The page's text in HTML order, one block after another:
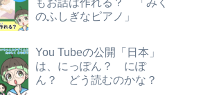
もお話は作れる？ 「みく
のふしぎなピアノ」
You Tubeの公開「日本」
は、にっぽん？ にぽ
ん？ どう読むのかな？